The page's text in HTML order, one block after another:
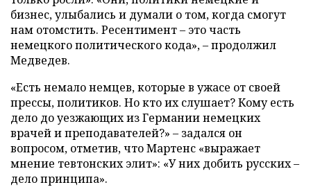
бизнес, улыбались и думали о том, когда смогут
нам отомстить. Ресентимент – это часть
немецкого политического кода», – продолжил
Медведев.
«Есть немало немцев, которые в ужасе от своей
прессы, политиков. Но кто их слушает? Кому есть
дело до уезжающих из Германии немецких
врачей и преподавателей?» – задался он
вопросом, отметив, что Мартенс «выражает
мнение тевтонских элит»: «У них добить русских –
дело принципа».